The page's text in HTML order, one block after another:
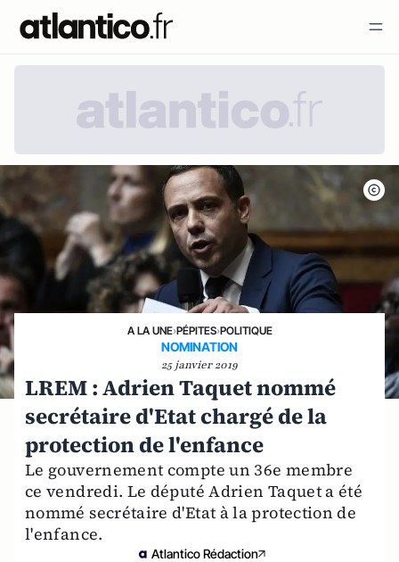
A LA UNE›PÉPITES›POLITIQUE
NOMINATION
25 janvier 2019
LREM : Adrien Taquet nommé
secrétaire d'Etat chargé de la
protection de l'enfance
Le gouvernement compte un 36e membre
ce vendredi. Le député Adrien Taquet a été
nommé secrétaire d'Etat à la protection de
l'enfance.
Atlantico Rédaction